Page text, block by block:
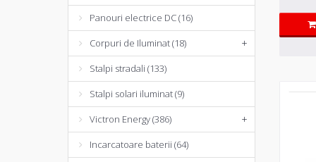
Panouri electrice DC (16)
Corpuri de Iluminat (18)
+
Stalpi stradali (133)
Stalpi solari iluminat (9)
Victron Energy (386)
+
Incarcatoare baterii (64)